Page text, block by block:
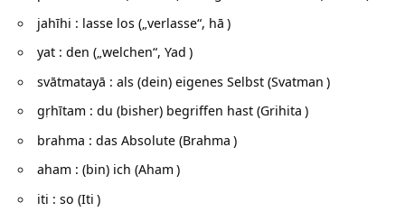
jahīhi : lasse los („verlasse“, hā )
yat : den („welchen“, Yad )
svātmatayā : als (dein) eigenes Selbst (Svatman )
gṛhītam : du (bisher) begriffen hast (Grihita )
brahma : das Absolute (Brahma )
aham : (bin) ich (Aham )
iti : so (Iti )